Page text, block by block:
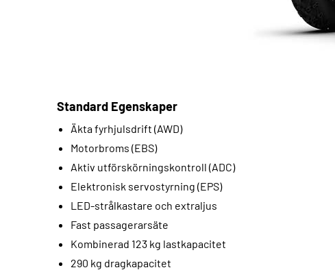
Standard Egenskaper
Äkta fyrhjulsdrift (AWD)
Motorbroms (EBS)
Aktiv utförskörningskontroll (ADC)
Elektronisk servostyrning (EPS)
LED-strålkastare och extraljus
Fast passagerarsäte
Kombinerad 123 kg lastkapacitet
290 kg dragkapacitet